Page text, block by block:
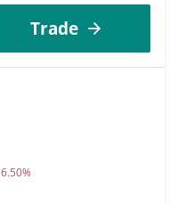
Trade
6.50%